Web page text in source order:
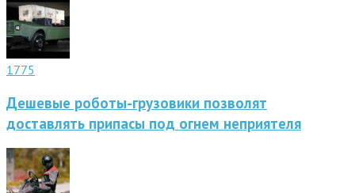
1775
Дешевые роботы-грузовики позволят
доставлять припасы под огнем неприятеля